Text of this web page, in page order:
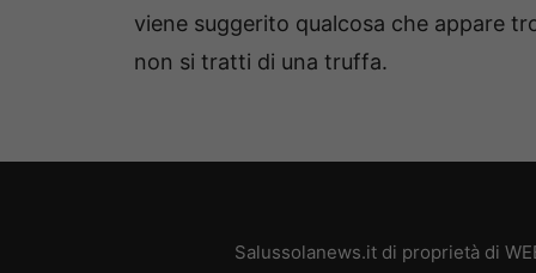
viene suggerito qualcosa che appare
non si tratti di una truffa.
Salussolanews.it di proprietà di